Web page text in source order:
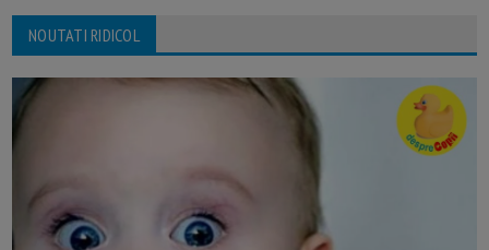
NOUTATI RIDICOL